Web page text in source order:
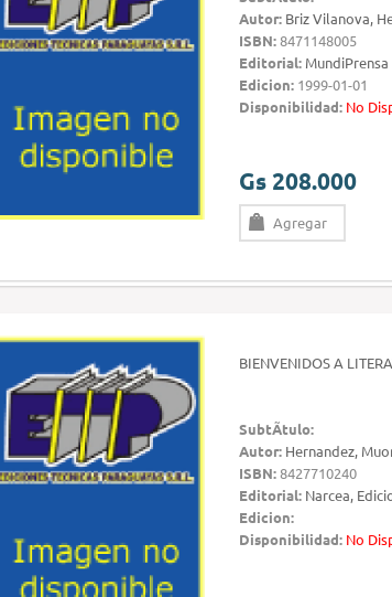
Autor: Briz Vilanova,
ISBN:8471148005
Editorial:
Edicion: 1999-01-01
Disponibilidad: No
Gs 208.000
Agregar
BIENVENIDOS A
SubtÃ­tulo:
Autor: Hernandez,
ISBN:8427710240
Editorial: Narcea,
Edicion:
Disponibilidad: No